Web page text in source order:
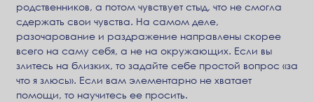
родственников, а потом чувствует стыд, что не смогла
сдержать свои чувства. На самом деле,
разочарование и раздражение направлены скорее
всего на саму себя, а не на окружающих. Если вы
злитесь на близких, то задайте себе простой вопрос «за
что я злюсь». Если вам элементарно не хватает
помощи, то научитесь ее просить.